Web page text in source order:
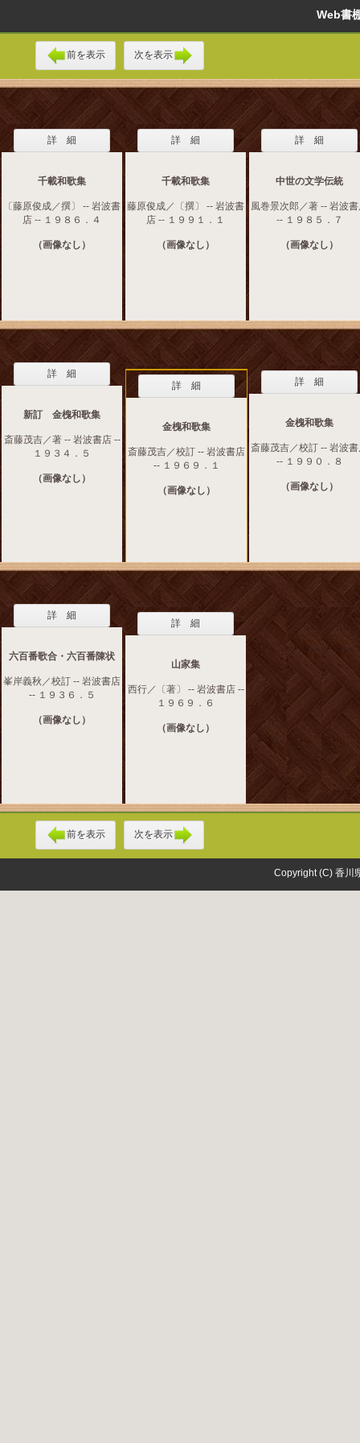
Web
前を表示 次を表示
詳 細
千載和歌集
〔藤原俊成／撰〕 -- 岩波書
店 -- １９８６．４
（画像なし）
詳 細
千載和歌集
藤原俊成／〔撰〕 -- 岩波書
店 -- １９９１．１
（画像なし）
詳 細
中世の文学伝統
風巻景次郎／著 -- 岩波
-- １９８５．７
（画像なし）
詳 細
新訂 金槐和歌集
斎藤茂吉／著 -- 岩波書店 --
１９３４．５
（画像なし）
詳 細
金槐和歌集
斎藤茂吉／校訂 -- 岩波書店
-- １９６９．１
（画像なし）
詳 細
金槐和歌集
斎藤茂吉／校訂 -- 岩波
-- １９９０．８
（画像なし）
詳 細
六百番歌合・六百番陳状
峯岸義秋／校訂 -- 岩波書店
-- １９３６．５
（画像なし）
詳 細
山家集
西行／〔著〕 -- 岩波書店 --
１９６９．６
（画像なし）
前を表示 次を表示
Copyright (C) 香川